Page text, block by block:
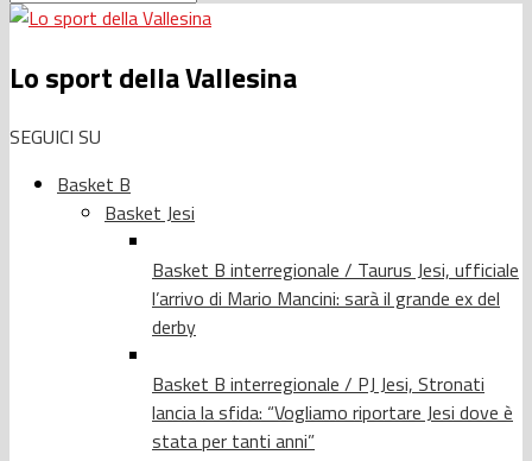
Lo sport della Vallesina
SEGUICI SU
Basket B
Basket Jesi
Basket B interregionale / Taurus Jesi, ufficiale
l’arrivo di Mario Mancini: sarà il grande ex del
derby
Basket B interregionale / PJ Jesi, Stronati
lancia la sfida: “Vogliamo riportare Jesi dove è
stata per tanti anni”